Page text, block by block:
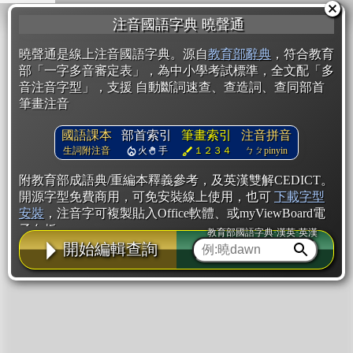
注音國語字典 曉聲通
曉聲通是線上注音國語字典。源自教育部辭典 ，符合教育
部「一字多音審定表」，為中小學考試標準，全文配「多
音注音字型」，支援 自動斷詞速查、查造詞、查同部首
筆畫注音
國語課本
生詞附注音
部首索引
火 手
筆畫索引
１２３４
注音拼音
ㄅㄆpinyin
附教育部成語典/重編本釋義參考，及英漢雙解CEDICT。
開源字型免費商用，可免安裝線上使用，也可 下載字型
安裝 ，注音字可複製貼入Office軟體、或myViewBoard電
子白板。
辭典使用方法 注音IVS字型編輯器
開始編輯查詢
教育部國語字典·漢英·英漢